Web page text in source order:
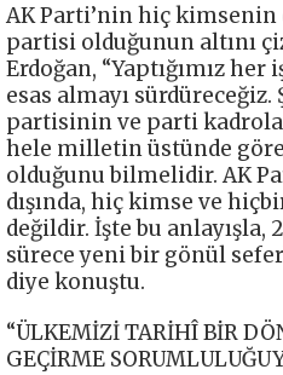
AK Parti’nin hiç
partisi olduğunun altını
Erdoğan, “Yaptığımız her
esas almayı
partisinin ve parti
hele milletin üstünde
olduğunu bilmelidir. AK
dışında, hiç kimse ve
değildir. İşte bu anlayışla,
sürece yeni bir gönül
diye konuştu.
“ÜLKEMİZİ TARİHÎ BİR
GEÇİRME